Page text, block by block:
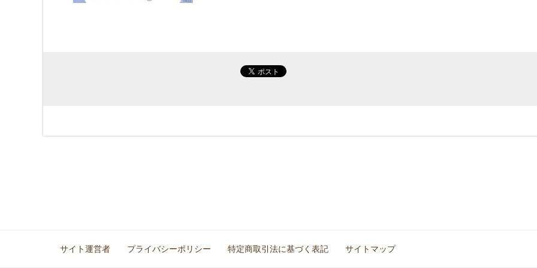
サイト運営者 プライバシーポリシー 特定商取引法に基づく表記 サイトマップ